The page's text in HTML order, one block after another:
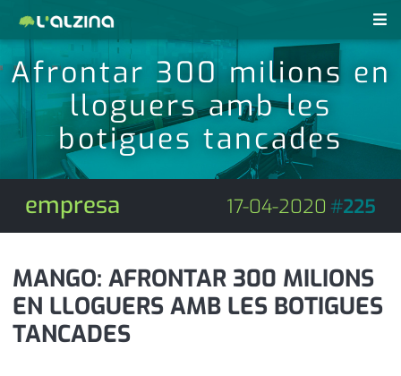
notícies
últimes notícies
activitats
agenda
empresa
revistes pdf
anunciants
subscripció
contacte
Afrontar 300 milions en
lloguers amb les
botigues tancades
empresa 17-04-2020 #225
MANGO: AFRONTAR 300 MILIONS
EN LLOGUERS AMB LES BOTIGUES
TANCADES